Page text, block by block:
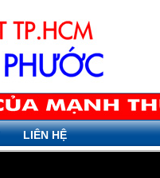
LIÊN HỆ